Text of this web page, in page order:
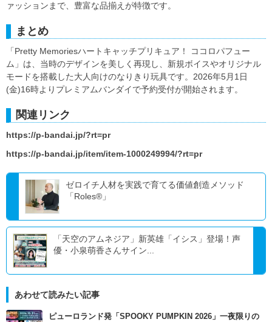
ァッションまで、豊富な品揃えが特徴です。
まとめ
「Pretty Memoriesハートキャッチプリキュア！ ココロパフュー
ム」は、当時のデザインを美しく再現し、新規ボイスやオリジナル
モードを搭載した大人向けのなりきり玩具です。2026年5月1日
(金)16時よりプレミアムバンダイで予約受付が開始されます。
関連リンク
https://p-bandai.jp/?rt=pr
https://p-bandai.jp/item/item-1000249994/?rt=pr
ゼロイチ人材を実践で育てる価値創造メソッド
「Roles®️」
「天空のアムネジア」新英雄「イシス」登場！声
優・小泉萌香さんサイン...
あわせて読みたい記事
ピューロランド発「SPOOKY PUMPKIN 2026」一夜限りの